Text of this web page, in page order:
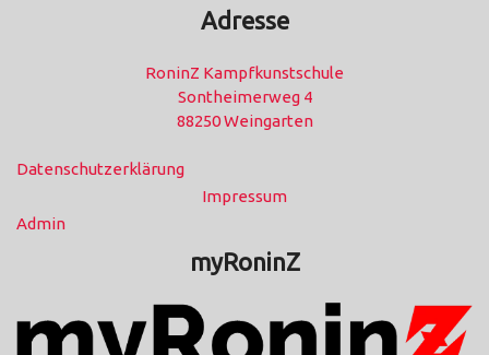
Adresse
RoninZ Kampfkunstschule
Sontheimerweg 4
88250 Weingarten
Datenschutzerklärung
Impressum
Admin
myRoninZ